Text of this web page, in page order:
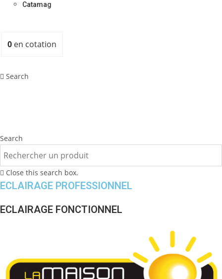
Catamag
0 en cotation
Search
Search
Close this search box.
ECLAIRAGE PROFESSIONNEL
ECLAIRAGE FONCTIONNEL